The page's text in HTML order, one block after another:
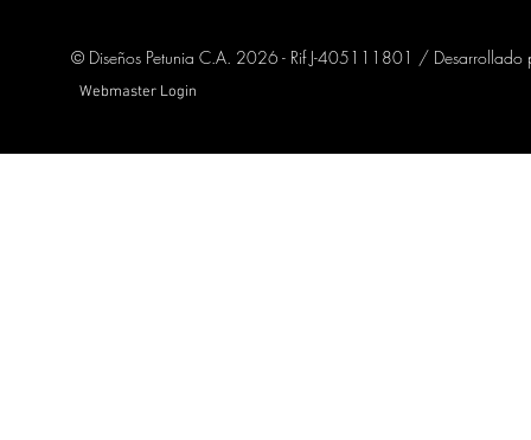
© Diseños Petunia C.A. 2026 - Rif J-405111801 /
Webmaster Login